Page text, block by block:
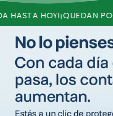
HOY!¡QUEDAN POCAS